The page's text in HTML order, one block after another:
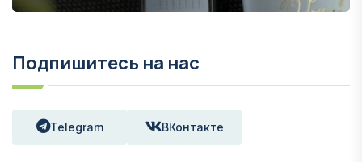
Подпишитесь на нас
Telegram ВКонтакте